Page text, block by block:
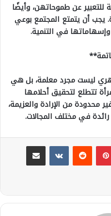
للتعبير عن طموحاتهن، وأيضًا
يجب أن يتمتع المجتمع بوعي
في التنمية.
ليست مجرد معلمة، بل هي
تتطلع لتحقيق أحلامها
محدودة من الإرادة والعزيمة،
في مختلف المجالات.
بينتيريست
مشاركة عبر البريد